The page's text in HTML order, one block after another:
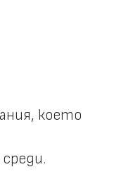
което